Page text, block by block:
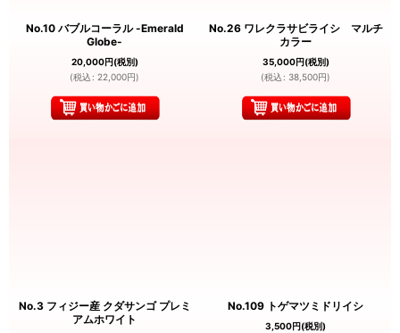
No.10 バブルコーラル -Emerald
Globe-
20,000円(税別)
(税込 : 22,000円)
No.26 ワレクラサビライシ マルチ
カラー
35,000円(税別)
(税込 : 38,500円)
No.3 フィジー産 クダサンゴ プレミ
アムホワイト
No.109 トゲマツミドリイシ
3,500円(税別)